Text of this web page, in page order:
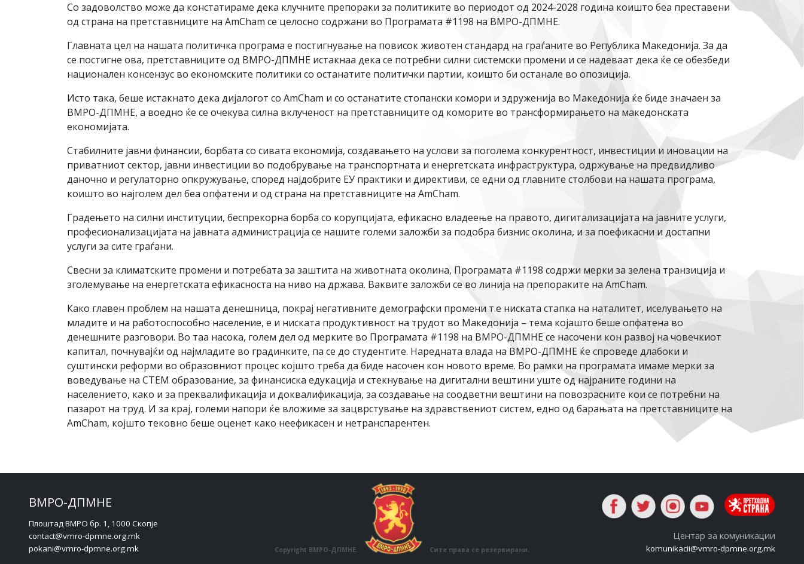
Со задоволство може да констатираме дека клучните препораки за политиките во периодот од 2024-2028 година коишто беа преставени
од страна на претставниците на AmCham се целосно содржани во Програмата #1198 на ВМРО-ДПМНЕ.
Главната цел на нашата политичка програма е постигнување на повисок животен стандард на граѓаните во Република Македонија. За да
се постигне ова, претставниците од ВМРО-ДПМНЕ истакнаа дека се потребни силни системски промени и се надеваат дека ќе се обезбеди
национален консензус во економските политики со останатите политички партии, коишто би останале во опозиција.
Исто така, беше истакнато дека дијалогот со AmCham и со останатите стопански комори и здруженија во Македонија ќе биде значаен за
ВМРО-ДПМНЕ, а воедно ќе се очекува силна вклученост на претставниците од коморите во трансформирањето на македонската
економијата.
Стабилните јавни финансии, борбата со сивата економија, создавањето на услови за поголема конкурентност, инвестиции и иновации на
приватниот сектор, јавни инвестиции во подобрување на транспортната и енергетската инфраструктура, одржување на предвидливо
даночно и регулаторно опкружување, според најдобрите ЕУ практики и директиви, се едни од главните столбови на нашата програма,
коишто во најголем дел беа опфатени и од страна на претставниците на AmCham.
Градењето на силни институции, беспрекорна борба со корупцијата, ефикасно владеење на правото, дигитализацијата на јавните услуги,
професионализацијата на јавната администрација се нашите големи заложби за подобра бизнис околина, и за поефикасни и достапни
услуги за сите граѓани.
Свесни за климатските промени и потребата за заштита на животната околина, Програмата #1198 содржи мерки за зелена транзиција и
зголемување на енергетската ефикасноста на ниво на држава. Ваквите заложби се во линија на препораките на AmCham.
Како главен проблем на нашата денешница, покрај негативните демографски промени т.е ниската стапка на наталитет, иселувањето на
младите и на работоспособно население, е и ниската продуктивност на трудот во Македонија – тема којашто беше опфатена во
денешните разговори. Во таа насока, голем дел од мерките во Програмата #1198 на ВМРО-ДПМНЕ се насочени кон развој на човечкиот
капитал, почнувајќи од најмладите во градинките, па се до студентите. Наредната влада на ВМРО-ДПМНЕ ќе спроведе длабоки и
суштински реформи во образовниот процес којшто треба да биде насочен кон новото време. Во рамки на програмата имаме мерки за
воведување на СТЕМ образование, за финансиска едукација и стекнување на дигитални вештини уште од најраните години на
населението, како и за преквалификација и доквалификација, за создавање на соодветни вештини на повозрасните кои се потребни на
пазарот на труд. И за крај, големи напори ќе вложиме за зацврстување на здравствениот систем, едно од барањата на претставниците на
AmCham, којшто тековно беше оценет како неефикасен и нетранспарентен.
ВМРО-ДПМНЕ
Плоштад ВМРО бр. 1, 1000 Скопје
contact@vmro-dpmne.org.mk
pokani@vmro-dpmne.org.mk
Copyright ВМРО-ДПМНЕ. Сите права се резервирани.
Центар за комуникации
komunikacii@vmro-dpmne.org.mk